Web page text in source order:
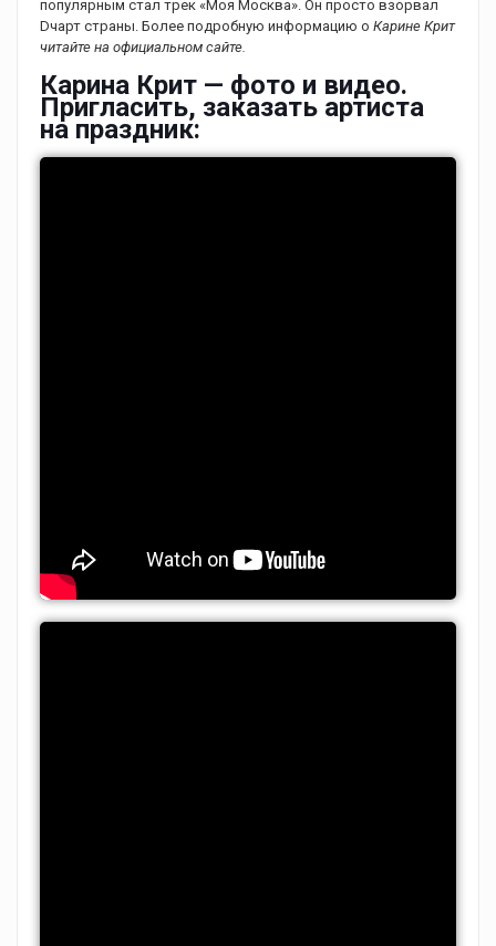
популярным стал трек «Моя Москва». Он просто взорвал
Dчарт страны. Более подробную информацию о Карине Крит
читайте на официальном сайте.
Карина Крит — фото и видео.
Пригласить, заказать артиста
на праздник: